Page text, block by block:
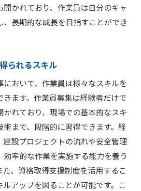
開かれており、作業員は自分のキャ
、長期的な成長を目指すことができ
られるスキル
おいて、作業員は様々なスキルを
きます。作業員募集は経験者だけで
かれており、現場での基本的なスキ
まで、段階的に習得できます。経
建設プロジェクトの流れや安全管理
効率的な作業を実施する能力を養う
た、資格取得支援制度を活用するこ
ルアップを図ることが可能です。こ